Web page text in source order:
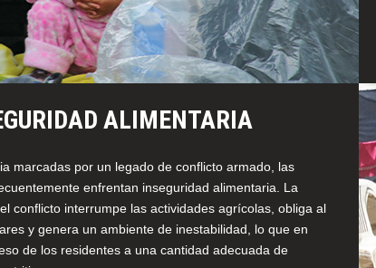
ALIMENTARIA
marcadas por un legado de conflicto armado, las
enfrentan inseguridad alimentaria. La
conflicto interrumpe las actividades agrícolas, obliga al
y genera un ambiente de inestabilidad, lo que en
de los residentes a una cantidad adecuada de